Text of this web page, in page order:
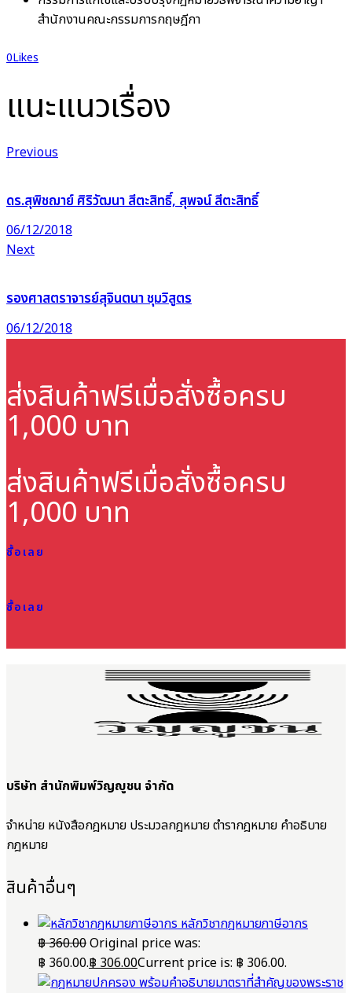
สำนักงานคณะกรรมการกฤษฎีกา
0Likes
แนะแนวเรื่อง
Previous
ดร.สุพิชฌาย์ ศิริวัฒนา สีตะสิทธิ์, สุพจน์ สีตะสิทธิ์
06/12/2018
Next
รองศาสตราจารย์สุจินตนา ชุมวิสูตร
06/12/2018
ส่งสินค้าฟรีเมื่อสั่งซื้อครบ
1,000 บาท
ส่งสินค้าฟรีเมื่อสั่งซื้อครบ
1,000 บาท
ซื้อเลย
ซื้อเลย
บริษัท สำนักพิมพ์วิญญูชน จำกัด
จำหน่าย หนังสือกฎหมาย ประมวลกฎหมาย ตำรากฎหมาย คำอธิบาย
กฎหมาย
สินค้าอื่นๆ
หลักวิชากฎหมายภาษีอากร
฿360.00Original price was:
฿ 360.00.฿306.00Current price is: ฿ 306.00.